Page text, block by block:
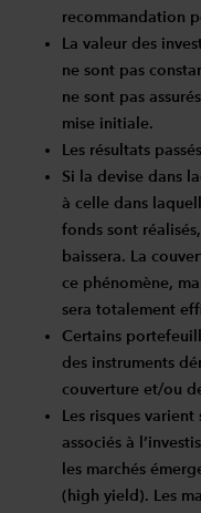
recommandation
La valeur des
ne sont pas
ne sont pas
mise initiale.
Les résultats
Si la devise dans
à celle dans
fonds sont
baissera. La
ce phénomène,
sera totalement
Certains
des instruments
couverture et/ou
Les risques
associés à
les marchés
(high yield). Les